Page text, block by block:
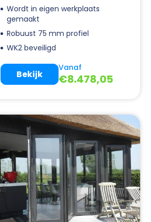
Wordt in eigen werkplaats
gemaakt
Robuust 75 mm profiel
WK2 beveiligd
Vanaf
€8.478,05
Bekijk